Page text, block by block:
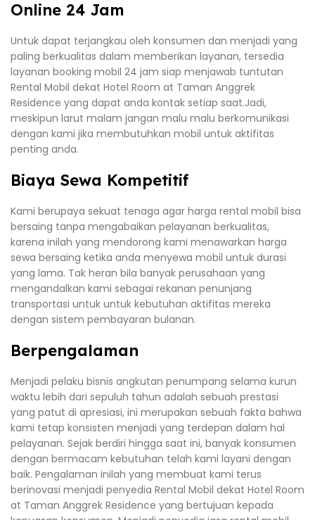
Online 24 Jam
Untuk dapat terjangkau oleh konsumen dan menjadi yang
paling berkualitas dalam memberikan layanan, tersedia
layanan booking mobil 24 jam siap menjawab tuntutan
Rental Mobil dekat Hotel Room at Taman Anggrek
Residence yang dapat anda kontak setiap saat.Jadi,
meskipun larut malam jangan malu malu berkomunikasi
dengan kami jika membutuhkan mobil untuk aktifitas
penting anda.
Biaya Sewa Kompetitif
Kami berupaya sekuat tenaga agar harga rental mobil bisa
bersaing tanpa mengabaikan pelayanan berkualitas,
karena inilah yang mendorong kami menawarkan harga
sewa bersaing ketika anda menyewa mobil untuk durasi
yang lama. Tak heran bila banyak perusahaan yang
mengandalkan kami sebagai rekanan penunjang
transportasi untuk untuk kebutuhan aktifitas mereka
dengan sistem pembayaran bulanan.
Berpengalaman
Menjadi pelaku bisnis angkutan penumpang selama kurun
waktu lebih dari sepuluh tahun adalah sebuah prestasi
yang patut di apresiasi, ini merupakan sebuah fakta bahwa
kami tetap konsisten menjadi yang terdepan dalam hal
pelayanan. Sejak berdiri hingga saat ini, banyak konsumen
dengan bermacam kebutuhan telah kami layani dengan
baik. Pengalaman inilah yang membuat kami terus
berinovasi menjadi penyedia Rental Mobil dekat Hotel Room
at Taman Anggrek Residence yang bertujuan kepada